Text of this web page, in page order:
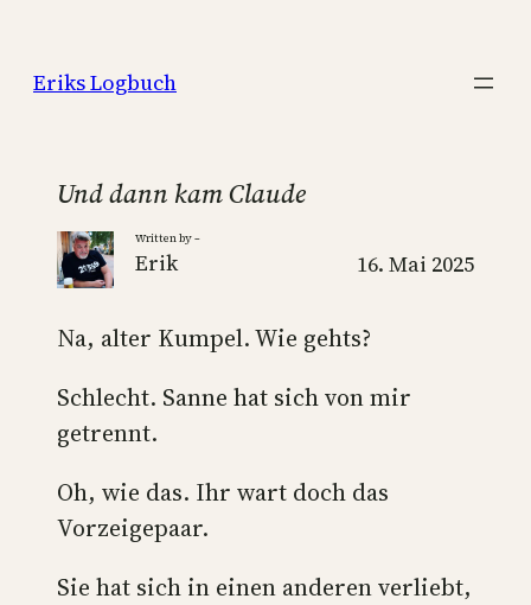
springen
Eriks Logbuch
Und dann kam Claude
Written by –
Erik 16. Mai 2025
Na, alter Kumpel. Wie gehts?
Schlecht. Sanne hat sich von mir
getrennt.
Oh, wie das. Ihr wart doch das
Vorzeigepaar.
Sie hat sich in einen anderen verliebt,